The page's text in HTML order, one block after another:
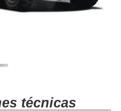
técnicas